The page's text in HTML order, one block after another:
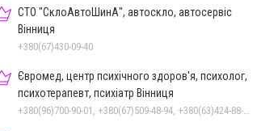
СТО "СклоАвтоШинА", автоскло, автосервіс
Вінниця
+380(67)430-09-40
Євромед, центр психічного здоров'я, психолог,
психотерапевт, психіатр Вінниця
+380(96)700-90-01, +380(67)509-48-94, +380(63)424-88-30